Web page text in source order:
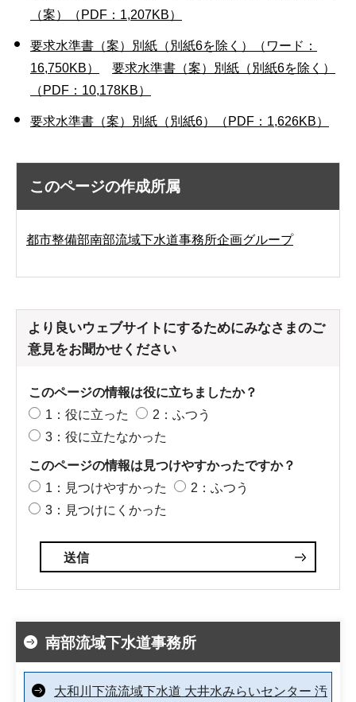
（案）（PDF：1,207KB）
要求水準書（案）別紙（別紙6を除く）（ワード：
16,750KB）
要求水準書（案）別紙（別紙6を除く）
（PDF：10,178KB）
要求水準書（案）別紙（別紙6）（PDF：1,626KB）
このページの作成所属
都市整備部南部流域下水道事務所企画グループ
より良いウェブサイトにするためにみなさまのご
意見をお聞かせください
このページの情報は役に立ちましたか？
1：役に立った
2：ふつう
3：役に立たなかった
このページの情報は見つけやすかったですか？
1：見つけやすかった
2：ふつう
3：見つけにくかった
南部流域下水道事務所
大和川下流流域下水道 大井水みらいセンター 汚